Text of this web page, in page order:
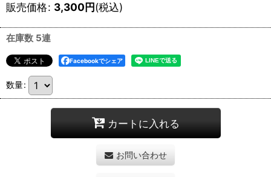
販売価格: 3,300円(税込)
在庫数 5連
Facebookでシェア
数量:
カートに入れる
お問い合わせ